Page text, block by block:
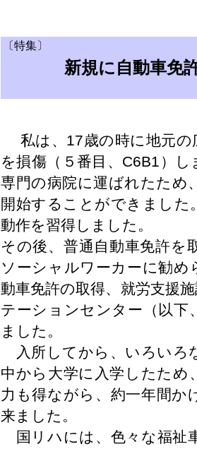
〔特集〕
新規に自動車免
私は、17歳の時に地元の
を損傷（５番目、C6B1）
専門の病院に運ばれたため
開始することができました
動作を習得しました。
その後、普通自動車免許を
ソーシャルワーカーに勧め
動車免許の取得、就労支援
テーションセンター（以下
ました。
入所してから、いろいろ
中から大学に入学したため
力も得ながら、約一年間か
来ました。
国リハには、色々な福祉